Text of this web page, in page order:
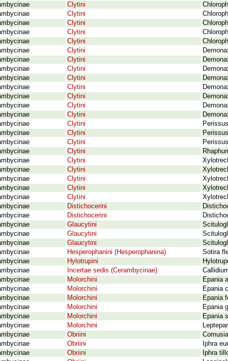
Clytini
Clytini
Clytini
Clytini
Clytini
Clytini
Clytini
Clytini
Clytini
Clytini
Clytini
Clytini
Clytini
Clytini
Clytini
Clytini
Clytini
Clytini
Clytini
Clytini
Clytini
Clytini
Distichocerini
Distichocerini
Glaucytini
Glaucytini
Glaucytini
Hesperophanini (Hesperophanina)
Sotira
Hylotrupini
Incertae sedis (Cerambycinae)
Molorchini
Epania
Molorchini
Epania
Molorchini
Epania
Molorchini
Epania
Molorchini
Epania
Molorchini
Obriini
Obriini
Iphra
Obriini
Iphra